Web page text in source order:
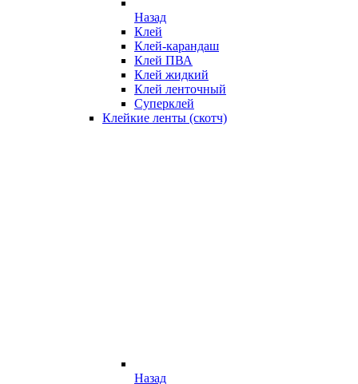
Назад
Клей
Клей-карандаш
Клей ПВА
Клей жидкий
Клей ленточный
Суперклей
Клейкие ленты (скотч)
Назад